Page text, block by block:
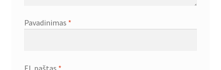
Pavadinimas *
El. paštas *